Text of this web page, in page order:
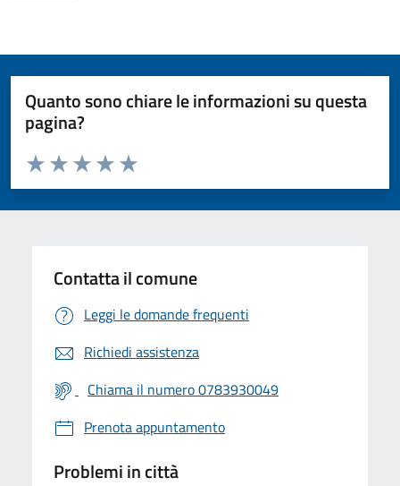
Quanto sono chiare le informazioni su questa
pagina?
Valuta da 1 a 5 stelle la pagina
Valuta 5 stelle su 5
Valuta 4 stelle su 5
Valuta 3 stelle su 5
Valuta 2 stelle su 5
Valuta 1 stelle su 5
Contatta il comune
Leggi le domande frequenti
Richiedi assistenza
Chiama il numero 0783930049
Prenota appuntamento
Problemi in città